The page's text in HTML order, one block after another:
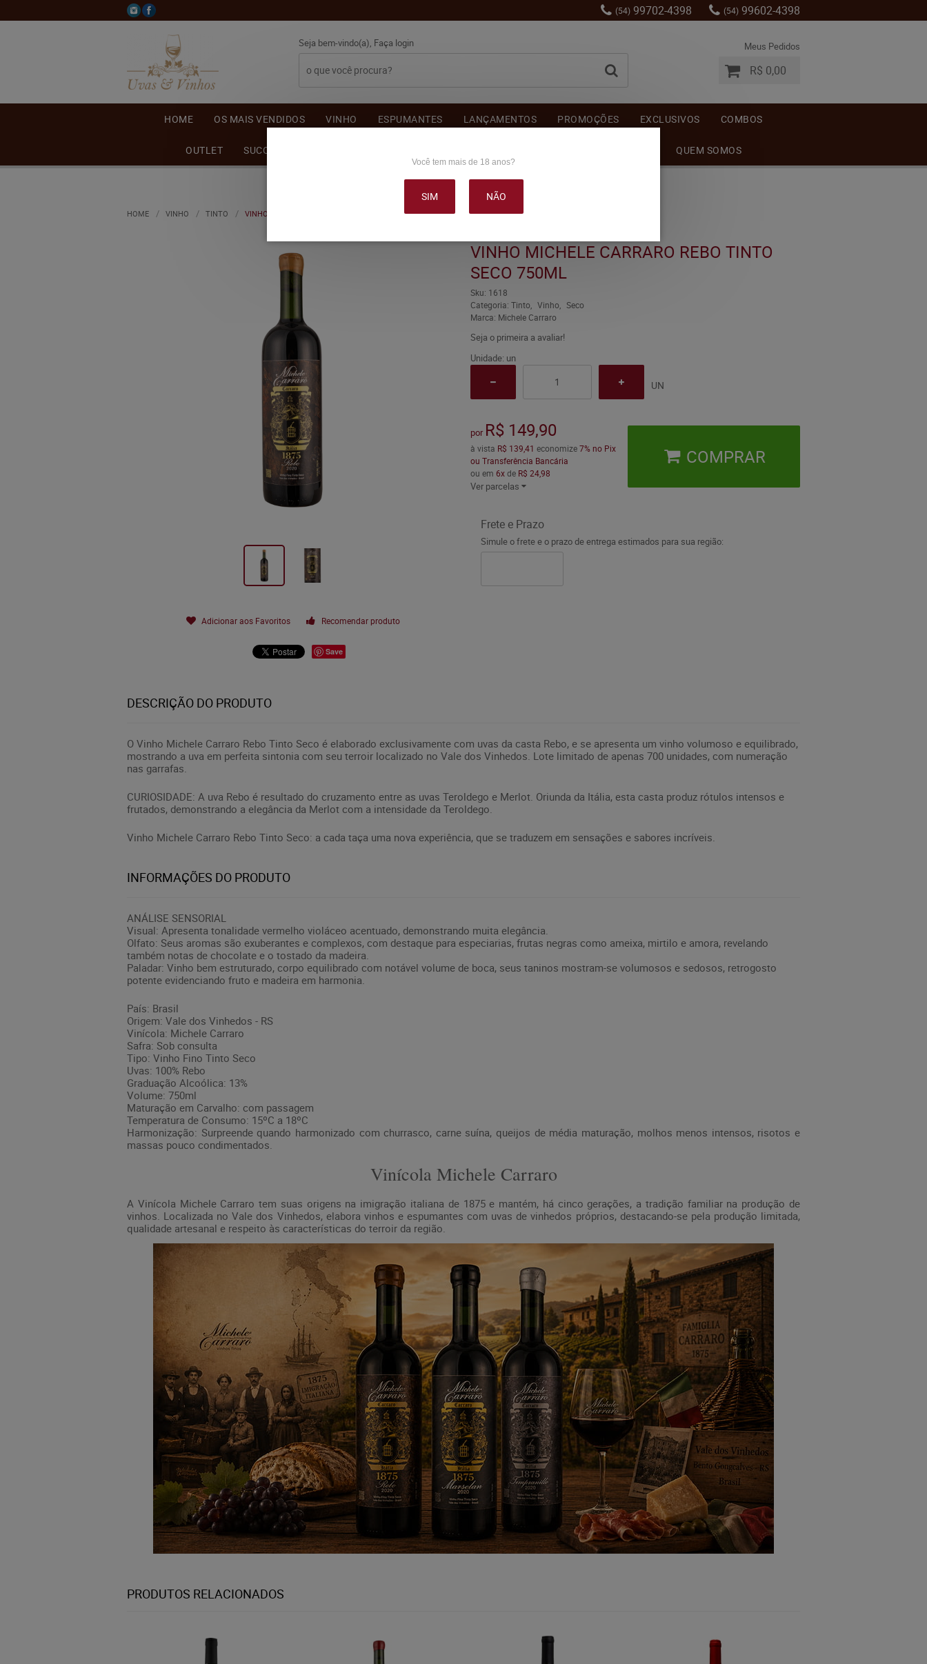
(54) 99702-4398 (54) 99602-4398
Seja bem-vindo(a), Faça login Meus Pedidos
R$ 0,00
HOME OS MAIS VENDIDOS VINHO ESPUMANTES LANÇAMENTOS PROMOÇÕES EXCLUSIVOS COMBOS
OUTLET SUCO DE UVA QUEM SOMOS
HOME VINHO TINTO VINHO MICHELE CARRARO REBO TINTO SECO 750ML
Adicionar aos Favoritos Recomendar produto
Save
VINHO MICHELE CARRARO REBO TINTO
SECO 750ML
Sku: 1618
Categoria: Tinto Vinho
Seco
Marca: Michele Carraro
Seja o primeira a avaliar!
Unidade: un
UN
por R$ 149,90
à vista R$ 139,41 economize7% no Pix
ou Transferência Bancária
ou em 6xde R$ 24,98
Ver parcelas
COMPRAR
Frete e Prazo
Simule o frete e o prazo de entrega estimados para sua região:
DESCRIÇÃO DO PRODUTO
O Vinho Michele Carraro Rebo Tinto Seco é elaborado exclusivamente com uvas da casta Rebo, e se apresenta um vinho volumoso e equilibrado,
mostrando a uva em perfeita sintonia com seu terroir localizado no Vale dos Vinhedos. Lote limitado de apenas 700 unidades, com numeração
nas garrafas.
CURIOSIDADE: A uva Rebo é resultado do cruzamento entre as uvas Teroldego e Merlot. Oriunda da Itália, esta casta produz rótulos intensos e
frutados, demonstrando a elegância da Merlot com a intensidade da Teroldego.
Vinho Michele Carraro Rebo Tinto Seco: a cada taça uma nova experiência, que se traduzem em sensações e sabores incríveis.
INFORMAÇÕES DO PRODUTO
ANÁLISE SENSORIAL
Visual: Apresenta tonalidade vermelho violáceo acentuado, demonstrando muita elegância.
Olfato: Seus aromas são exuberantes e complexos, com destaque para especiarias, frutas negras como ameixa, mirtilo e amora, revelando
também notas de chocolate e o tostado da madeira.
Paladar: Vinho bem estruturado, corpo equilibrado com notável volume de boca, seus taninos mostram-se volumosos e sedosos, retrogosto
potente evidenciando fruto e madeira em harmonia.
País: Brasil
Origem: Vale dos Vinhedos - RS
Vinícola: Michele Carraro
Safra: Sob consulta
Tipo: Vinho Fino Tinto Seco
Uvas: 100% Rebo
Graduação Alcoólica: 13%
Volume: 750ml
Maturação em Carvalho: com passagem
Temperatura de Consumo: 15ºC a 18ºC
Harmonização: Surpreende quando harmonizado com churrasco, carne suína, queijos de média maturação, molhos menos intensos, risotos e
massas pouco condimentados.
Vinícola Michele Carraro
A Vinícola Michele Carraro tem suas origens na imigração italiana de 1875 e mantém, há cinco gerações, a tradição familiar na produção de
vinhos. Localizada no Vale dos Vinhedos, elabora vinhos e espumantes com uvas de vinhedos próprios, destacando-se pela produção limitada,
qualidade artesanal e respeito às características do terroir da região.
PRODUTOS RELACIONADOS
Você tem mais de 18 anos?
SIM NÃO